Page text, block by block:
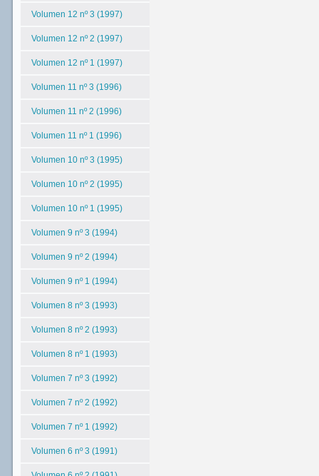
Volumen 12 nº 3 (1997)
Volumen 12 nº 2 (1997)
Volumen 12 nº 1 (1997)
Volumen 11 nº 3 (1996)
Volumen 11 nº 2 (1996)
Volumen 11 nº 1 (1996)
Volumen 10 nº 3 (1995)
Volumen 10 nº 2 (1995)
Volumen 10 nº 1 (1995)
Volumen 9 nº 3 (1994)
Volumen 9 nº 2 (1994)
Volumen 9 nº 1 (1994)
Volumen 8 nº 3 (1993)
Volumen 8 nº 2 (1993)
Volumen 8 nº 1 (1993)
Volumen 7 nº 3 (1992)
Volumen 7 nº 2 (1992)
Volumen 7 nº 1 (1992)
Volumen 6 nº 3 (1991)